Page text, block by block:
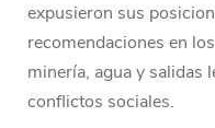
expusieron sus
recomendaciones en
minería, agua y salidas
conflictos sociales.